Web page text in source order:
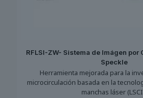
RFLSI-ZW- Sistema de Imágen por
Speckle
Herramienta mejorada para la
microcirculación basada en la
manchas láser